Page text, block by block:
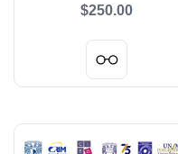
$250.00